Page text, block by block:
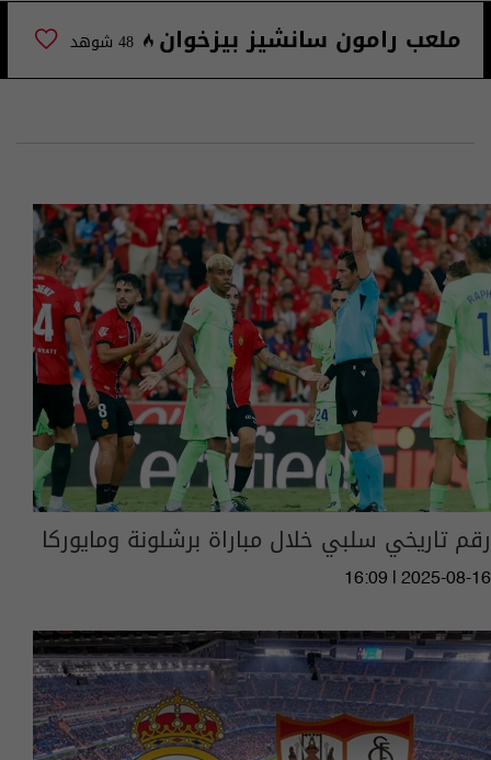
ملعب رامون سانشيز بيزخوان 48 شوهد
رقم تاريخي سلبي خلال مباراة برشلونة ومايوركا
16:09 | 2025-08-16